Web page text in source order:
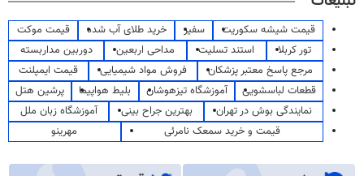
قیمت شیشه سکوریت سفیر خرید طلای آب شده
قیمت موکت
تور کربلا
استند تسلیت مداحی اربعین
دوربین مداربسته
مرجع پاسخ معتبر پزشکان
فروش مواد شیمیایی
قیمت ایمپلنت
قطعات لباسشویی
آموزشگاه تیزهوشان بلیط هواپیما
پرشین هتل
نمایندگی بوش در تهران
بهترین جراح بینی
آموزشگاه زبان ملل
قیمت و خرید سمعک نامرئی
مهرینو